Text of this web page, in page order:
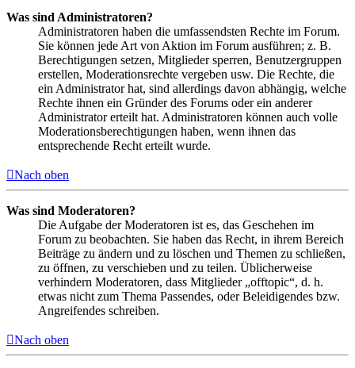
Was sind Administratoren?
Administratoren haben die umfassendsten Rechte im Forum.
Sie können jede Art von Aktion im Forum ausführen; z. B.
Berechtigungen setzen, Mitglieder sperren, Benutzergruppen
erstellen, Moderationsrechte vergeben usw. Die Rechte, die
ein Administrator hat, sind allerdings davon abhängig, welche
Rechte ihnen ein Gründer des Forums oder ein anderer
Administrator erteilt hat. Administratoren können auch volle
Moderationsberechtigungen haben, wenn ihnen das
entsprechende Recht erteilt wurde.
Nach oben
Was sind Moderatoren?
Die Aufgabe der Moderatoren ist es, das Geschehen im
Forum zu beobachten. Sie haben das Recht, in ihrem Bereich
Beiträge zu ändern und zu löschen und Themen zu schließen,
zu öffnen, zu verschieben und zu teilen. Üblicherweise
verhindern Moderatoren, dass Mitglieder „offtopic“, d. h.
etwas nicht zum Thema Passendes, oder Beleidigendes bzw.
Angreifendes schreiben.
Nach oben